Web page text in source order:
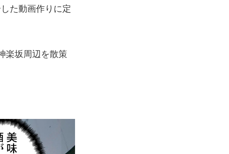
た動画作りに定
楽坂周辺を散策